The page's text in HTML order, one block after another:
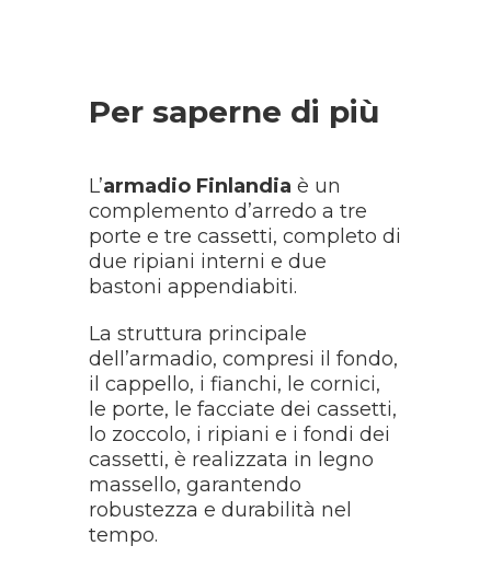
Per saperne di più
L’armadio Finlandia è un
complemento d’arredo a tre
porte e tre cassetti, completo di
due ripiani interni e due
bastoni appendiabiti.
La struttura principale
dell’armadio, compresi il fondo,
il cappello, i fianchi, le cornici,
le porte, le facciate dei cassetti,
lo zoccolo, i ripiani e i fondi dei
cassetti, è realizzata in legno
massello, garantendo
robustezza e durabilità nel
tempo.